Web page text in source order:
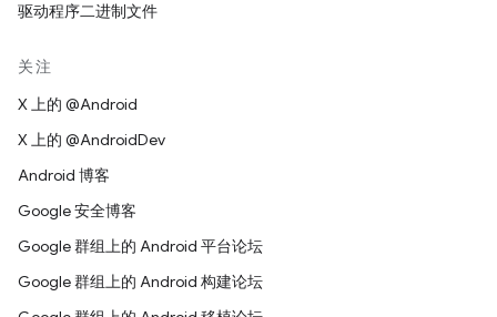
驱动程序二进制文件
关注
X 上的 @Android
X 上的 @AndroidDev
Android 博客
Google 安全博客
Google 群组上的 Android 平台论坛
Google 群组上的 Android 构建论坛